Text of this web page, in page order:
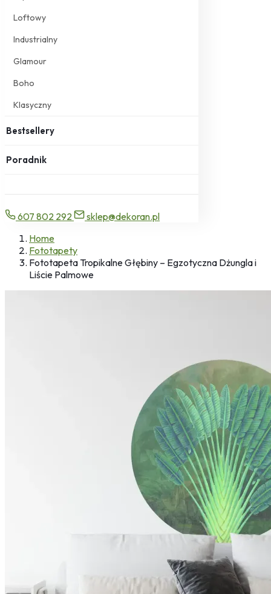
Loftowy
Industrialny
Glamour
Boho
Klasyczny
Bestsellery
Poradnik
607 802 292
sklep@dekoran.pl
Home
Fototapety
Fototapeta Tropikalne Głębiny – Egzotyczna Dżungla i
Liście Palmowe